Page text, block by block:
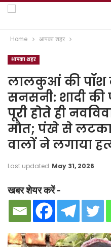
Home आपका शहर
आपका शहर
लालकुआं की पॉश
सनसनी: शादी की
पूरी होते ही
मौत; पंखे से
वालों ने लगाया
Last updated May 31, 2026
खबर शेयर करें -